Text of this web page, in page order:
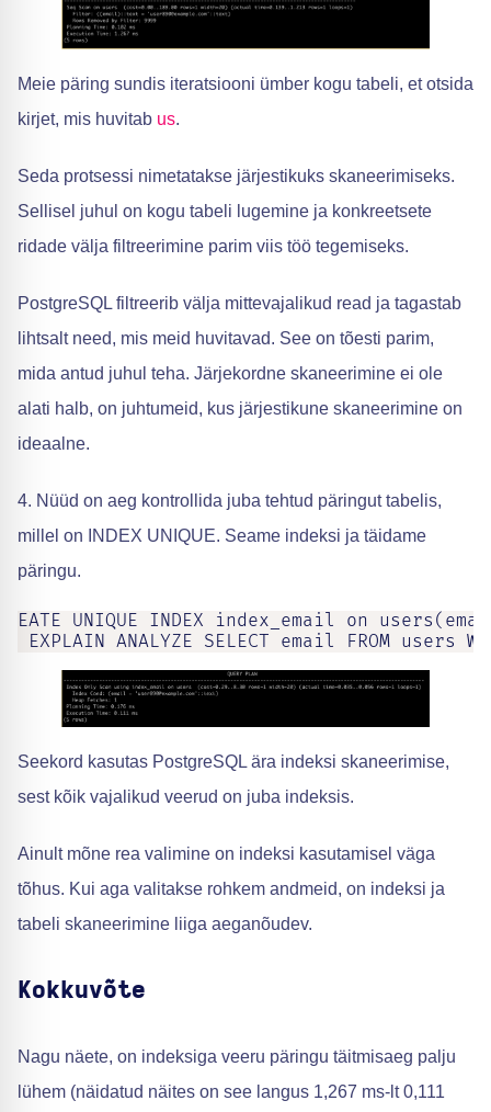
Meie päring sundis iteratsiooni ümber kogu tabeli, et otsida
kirjet, mis huvitab us.
Seda protsessi nimetatakse järjestikuks skaneerimiseks.
Sellisel juhul on kogu tabeli lugemine ja konkreetsete
ridade välja filtreerimine parim viis töö tegemiseks.
PostgreSQL filtreerib välja mittevajalikud read ja tagastab
lihtsalt need, mis meid huvitavad. See on tõesti parim,
mida antud juhul teha. Järjekordne skaneerimine ei ole
alati halb, on juhtumeid, kus järjestikune skaneerimine on
ideaalne.
4. Nüüd on aeg kontrollida juba tehtud päringut tabelis,
millel on INDEX UNIQUE. Seame indeksi ja täidame
päringu.
EATE UNIQUE INDEX index_email on
EXPLAIN ANALYZE SELECT email FROM
Seekord kasutas PostgreSQL ära indeksi skaneerimise,
sest kõik vajalikud veerud on juba indeksis.
Ainult mõne rea valimine on indeksi kasutamisel väga
tõhus. Kui aga valitakse rohkem andmeid, on indeksi ja
tabeli skaneerimine liiga aeganõudev.
Kokkuvõte
Nagu näete, on indeksiga veeru päringu täitmisaeg palju
lühem (näidatud näites on see langus 1,267 ms-lt 0,111